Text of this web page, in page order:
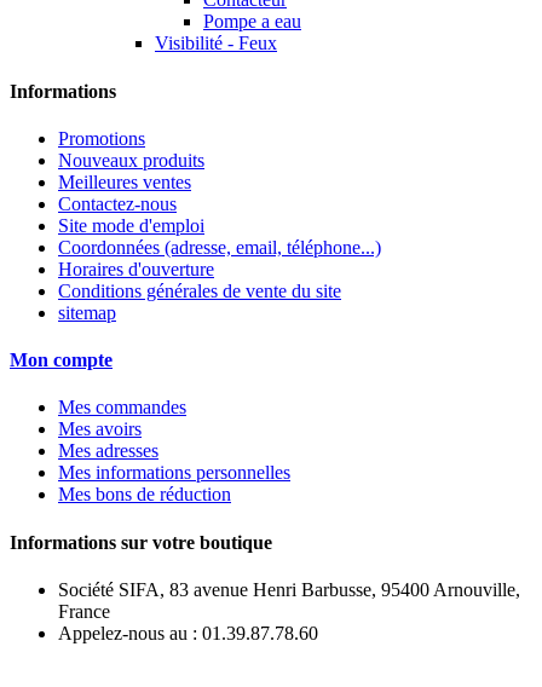
Pompe a eau
Visibilité - Feux
Informations
Promotions
Nouveaux produits
Meilleures ventes
Contactez-nous
Site mode d'emploi
Coordonnées (adresse, email, téléphone...)
Horaires d'ouverture
Conditions générales de vente du site
sitemap
Mon compte
Mes commandes
Mes avoirs
Mes adresses
Mes informations personnelles
Mes bons de réduction
Informations sur votre boutique
Société SIFA, 83 avenue Henri Barbusse, 95400 Arnouville,
France
Appelez-nous au : 01.39.87.78.60